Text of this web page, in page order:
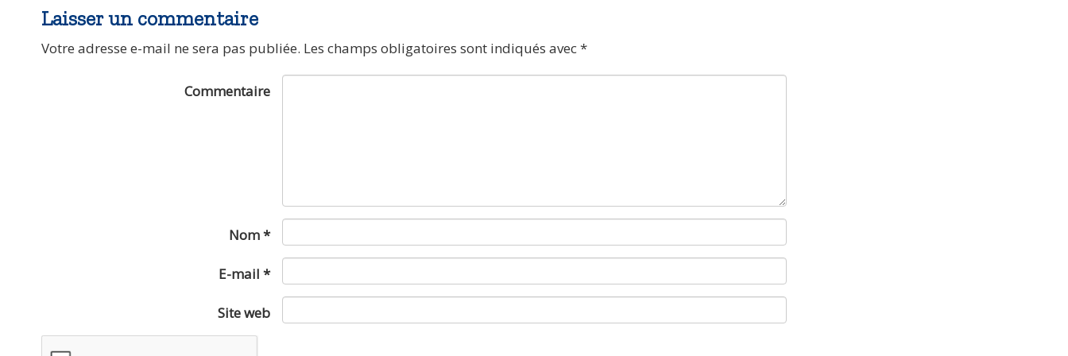
Laisser un commentaire
Votre adresse e-mail ne sera pas publiée. Les champs obligatoires sont indiqués avec*
Commentaire
Nom*
E-mail *
Site web